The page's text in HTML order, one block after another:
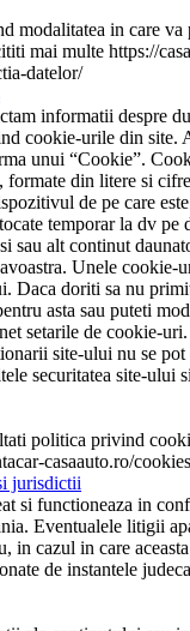
modalitatea in care va
mai multe https://
datelor/
informatii despre
cookie-urile din site.
unui “Cookie”.
formate din litere si
de pe care
temporar la dv pe
sau alt continut
Unele cookie-
Daca doriti sa nu
asta sau puteti
setarile de cookie-
site-ului nu se pot
securitatea site-ului
politica privind
casaauto.ro/
jurisdictii
si functioneaza in
Eventualele litigii
in cazul in care
de instantele